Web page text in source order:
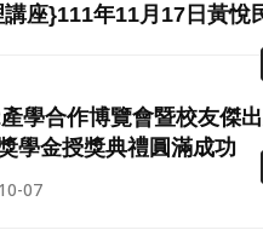
座}111年11月17日黃悅
學合作博覽會暨校友傑
學金授獎典禮圓滿成功
07